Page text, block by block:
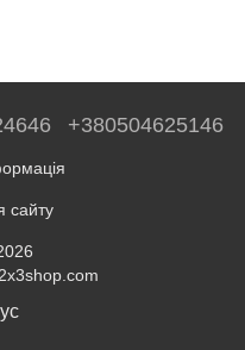
+380504625146
сайту